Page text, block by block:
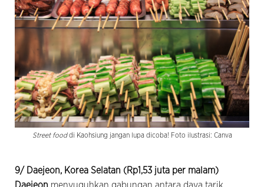
Street fooddi Kaohsiung jangan lupa dicoba! Foto ilustrasi: Canva
9/ Daejeon, Korea Selatan (Rp1,53 juta per malam)
Daejeon menyuguhkan gabungan antara daya tarik